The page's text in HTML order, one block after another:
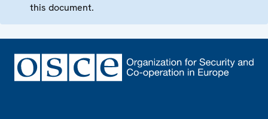
this document.